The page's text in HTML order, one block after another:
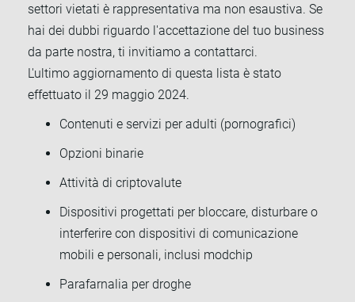
settori vietati è rappresentativa ma non esaustiva. Se
hai dei dubbi riguardo l'accettazione del tuo business
da parte nostra, ti invitiamo a contattarci.
L'ultimo aggiornamento di questa lista è stato
effettuato il 29 maggio 2024.
Contenuti e servizi per adulti (pornografici)
Opzioni binarie
Attività di criptovalute
Dispositivi progettati per bloccare, disturbare o
interferire con dispositivi di comunicazione
mobili e personali, inclusi modchip
Parafarnalia per droghe